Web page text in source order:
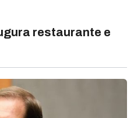
restaurante e